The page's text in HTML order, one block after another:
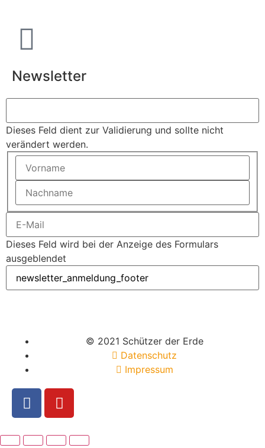
Newsletter
Dieses Feld dient zur Validierung und sollte nicht
verändert werden.
Dieses Feld wird bei der Anzeige des Formulars
ausgeblendet
© 2021 Schützer der Erde
Datenschutz
Impressum